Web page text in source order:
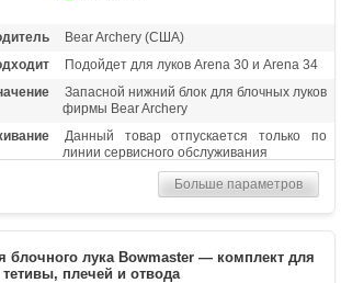
Bear Archery (США)
Подойдет для луков Arena 30 и Arena 34
Запасной нижний блок для блочных луков
фирмы Bear Archery
Данный товар отпускается только по
линии сервисного обслуживания
Больше параметров
блочного лука Bowmaster — комплект для
тетивы, плечей и отвода